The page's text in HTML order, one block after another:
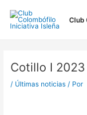
contenido
Club
Cotillo I 2023
/ Últimas noticias / Por
de
entradas